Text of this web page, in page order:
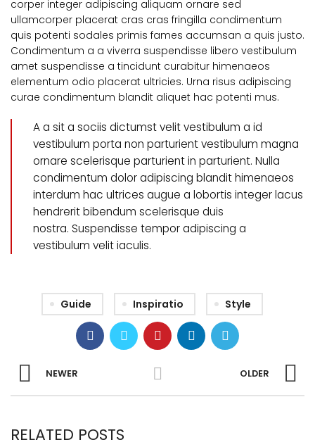
corper integer adipiscing aliquam ornare sed
ullamcorper placerat cras cras fringilla condimentum
quis potenti sodales primis fames accumsan a quis justo.
Condimentum a a viverra suspendisse libero vestibulum
amet suspendisse a tincidunt curabitur himenaeos
elementum odio placerat ultricies. Urna risus adipiscing
curae condimentum blandit aliquet hac potenti mus.
A a sit a sociis dictumst velit vestibulum a id
vestibulum porta non parturient vestibulum magna
ornare scelerisque parturient in parturient. Nulla
condimentum dolor adipiscing blandit himenaeos
interdum hac ultrices augue a lobortis integer lacus
hendrerit bibendum scelerisque duis
nostra. Suspendisse tempor adipiscing a
vestibulum velit iaculis.
Guide Inspiratio Style
NEWER OLDER
RELATED POSTS